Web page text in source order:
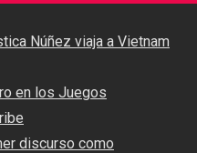
Núñez viaja a Vietnam
en los Juegos
discurso como